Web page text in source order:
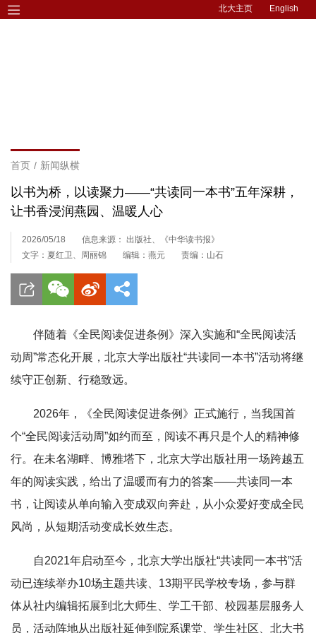
北大主页 English
首页 / 新闻纵横
以书为桥，以读聚力——“共读同一本书”五年深耕，
让书香浸润燕园、温暖人心
2026/05/18
信息来源： 出版社、《中华读书报》
文字：夏红卫、周丽锦
编辑：燕元 责编：山石
伴随着《全民阅读促进条例》深入实施和“全民阅读活
动周”常态化开展，北京大学出版社“共读同一本书”活动将继
续守正创新、行稳致远。
2026年，《全民阅读促进条例》正式施行，当我国首
个“全民阅读活动周”如约而至，阅读不再只是个人的精神修
行。在未名湖畔、博雅塔下，北京大学出版社用一场跨越五
年的阅读实践，给出了温暖而有力的答案——共读同一本
书，让阅读从单向输入变成双向奔赴，从小众爱好变成全民
风尚，从短期活动变成长效生态。
自2021年启动至今，北京大学出版社“共读同一本书”活
动已连续举办10场主题共读、13期平民学校专场，参与群
体从社内编辑拓展到北大师生、学工干部、校园基层服务人
员，活动阵地从出版社延伸到院系课堂、学生社区、北大书